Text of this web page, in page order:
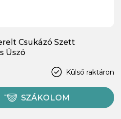
Csukázó Szett
Úszó
Külső raktáron
SZÁKOLOM